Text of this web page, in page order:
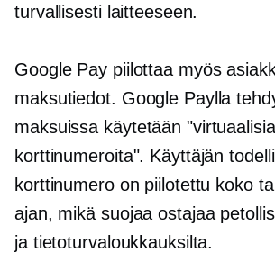
turvallisesti laitteeseen.
Google Pay piilottaa myös
maksutiedot. Google Paylla
maksuissa käytetään "virtuaalisia
korttinumeroita". Käyttäjän
korttinumero on piilotettu koko
ajan, mikä suojaa ostajaa
ja tietoturvaloukkauksilta.